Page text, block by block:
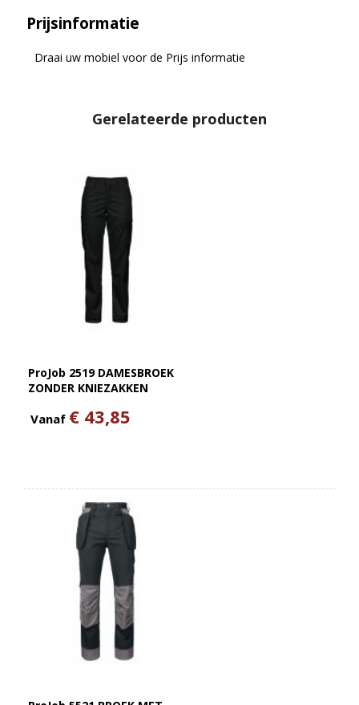
Prijsinformatie
Draai uw mobiel voor de Prijs informatie
Gerelateerde producten
ProJob 2519 DAMESBROEK
ZONDER KNIEZAKKEN
Vanaf € 43,85